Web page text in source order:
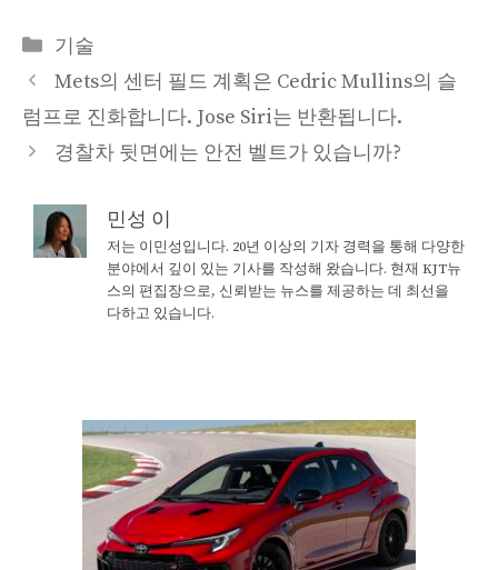
Categories
기술
Mets의 센터 필드 계획은 Cedric Mullins의 슬
럼프로 진화합니다. Jose Siri는 반환됩니다.
경찰차 뒷면에는 안전 벨트가 있습니까?
민성 이
저는 이민성입니다. 20년 이상의 기자 경력을 통해 다양한
분야에서 깊이 있는 기사를 작성해 왔습니다. 현재 KJT뉴
스의 편집장으로, 신뢰받는 뉴스를 제공하는 데 최선을
다하고 있습니다.